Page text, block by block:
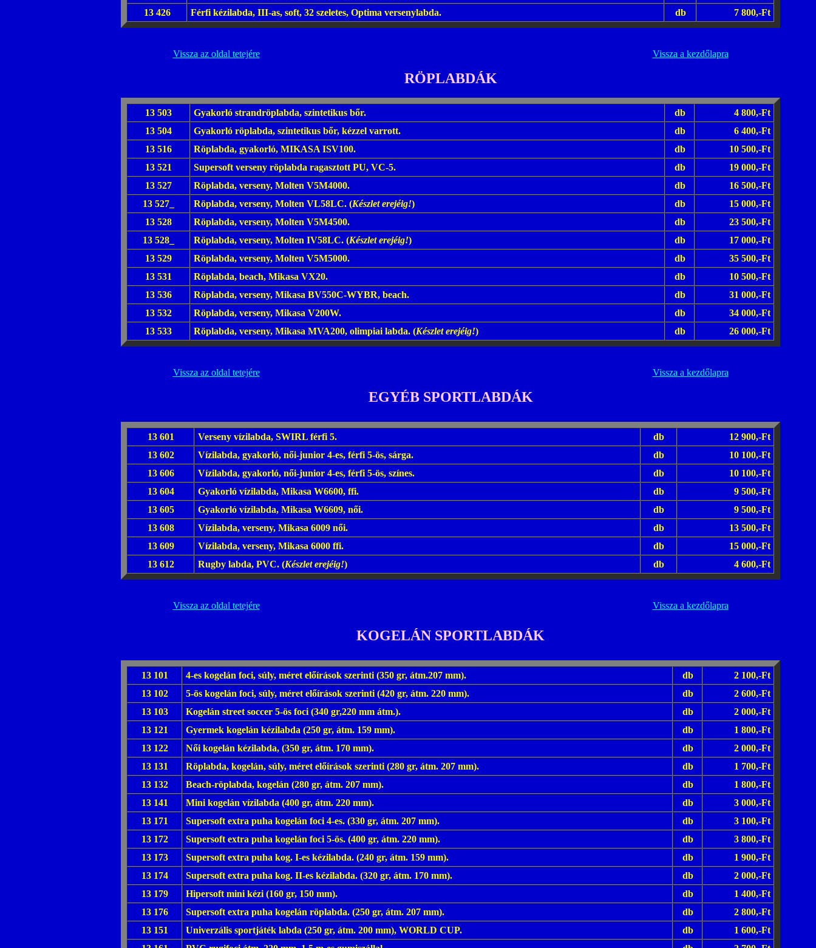
13 426
Férfi kézilabda, III-as, soft, 32 szeletes, Optima versenylabda. db 7 800,-Ft
Vissza az oldal tetejére Vissza a kezdőlapra
RÖPLABDÁK
13 503 Gyakorló strandröplabda, szintetikus bőr. db
4 800,-Ft
13 504
Gyakorló röplabda, szintetikus bőr, kézzel varrott. db
6 400,-Ft
13 516
Röplabda, gyakorló, MIKASA ISV100. db
10 500,-Ft
13 521
Supersoft verseny röplabda ragasztott PU, VC-5. db
19 000,-Ft
13 527
Röplabda, verseny, Molten V5M4000. db
16 500,-Ft
13 527_
Röplabda, verseny, Molten VL58LC. (Készlet erejéig!) db
15 000,-Ft
13 528
Röplabda, verseny, Molten V5M4500. db
23 500,-Ft
13 528_
Röplabda, verseny, Molten IV58LC. (Készlet erejéig!) db
17 000,-Ft
13 529
Röplabda, verseny, Molten V5M5000. db
35 500,-Ft
13 531
Röplabda, beach, Mikasa VX20. db
10 500,-Ft
13 536
Röplabda, verseny, Mikasa BV550C-WYBR, beach. db
31 000,-Ft
13 532
Röplabda, verseny, Mikasa V200W. db
34 000,-Ft
13 533
Röplabda, verseny, Mikasa MVA200, olimpiai labda. (Készlet erejéig!) db 26 000,-Ft
Vissza az oldal tetejére Vissza a kezdőlapra
EGYÉB SPORTLABDÁK
13 601 Verseny vízilabda, SWIRL férfi 5. db
12 900,-Ft
13 602
Vízilabda, gyakorló, női-junior 4-es, férfi 5-ös, sárga. db
10 100,-Ft
13 606
Vízilabda, gyakorló, női-junior 4-es, férfi 5-ös, színes. db
10 100,-Ft
13 604
Gyakorló vízilabda, Mikasa W6600, ffi. db
9 500,-Ft
13 605
Gyakorló vízilabda, Mikasa W6609, női. db
9 500,-Ft
13 608
Vízilabda, verseny, Mikasa 6009 női. db
13 500,-Ft
13 609
Vízilabda, verseny, Mikasa 6000 ffi. db
15 000,-Ft
13 612
Rugby labda, PVC. (Készlet erejéig!) db 4 600,-Ft
Vissza az oldal tetejére Vissza a kezdőlapra
KOGELÁN SPORTLABDÁK
13 101 4-es kogelán foci, súly, méret előírások szerinti (350 gr, átm.207 mm). db
2 100,-Ft
13 102
5-ös kogelán foci, súly, méret előírások szerinti (420 gr, átm. 220 mm). db
2 600,-Ft
13 103
Kogelán street soccer 5-ös foci (340 gr,220 mm átm.). db
2 000,-Ft
13 121
Gyermek kogelán kézilabda (250 gr, átm. 159 mm). db
1 800,-Ft
13 122
Női kogelán kézilabda, (350 gr, átm. 170 mm). db
2 000,-Ft
13 131
Röplabda, kogelán, súly, méret előírások szerinti (280 gr, átm. 207 mm). db
1 700,-Ft
13 132
Beach-röplabda, kogelán (280 gr, átm. 207 mm). db
1 800,-Ft
13 141
Mini kogelán vízilabda (400 gr, átm. 220 mm). db
3 000,-Ft
13 171
Supersoft extra puha kogelán foci 4-es. (330 gr, átm. 207 mm). db
3 100,-Ft
13 172
Supersoft extra puha kogelán foci 5-ös. (400 gr, átm. 220 mm). db
3 800,-Ft
13 173
Supersoft extra puha kog. I-es kézilabda. (240 gr, átm. 159 mm). db
1 900,-Ft
13 174
Supersoft extra puha kog. II-es kézilabda. (320 gr, átm. 170 mm). db
2 000,-Ft
13 179
Hipersoft mini kézi (160 gr, 150 mm). db
1 400,-Ft
13 176
Supersoft extra puha kogelán röplabda. (250 gr, átm. 207 mm). db
2 800,-Ft
13 151
Univerzális sportjáték labda (250 gr, átm. 200 mm), WORLD CUP. db
1 600,-Ft